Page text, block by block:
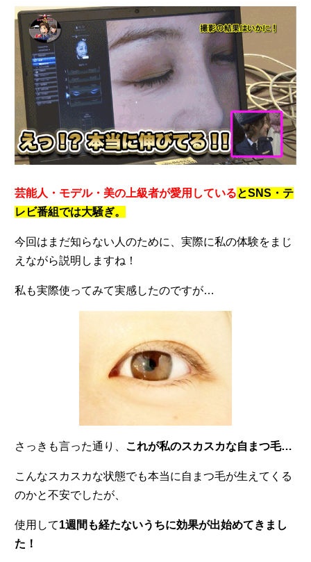
芸能人・モデル・美の上級者が愛用しているとSNS・テ
レビ番組では大騒ぎ。
今回はまだ知らない人のために、実際に私の体験をまじ
えながら説明しますね！
私も実際使ってみて実感したのですが…
さっきも言った通り、 これが私のスカスカな自まつ毛…
こんなスカスカな状態でも本当に自まつ毛が生えてくる
のかと不安でしたが、
使用して1週間も経たないうちに効果が出始めてきまし
た！